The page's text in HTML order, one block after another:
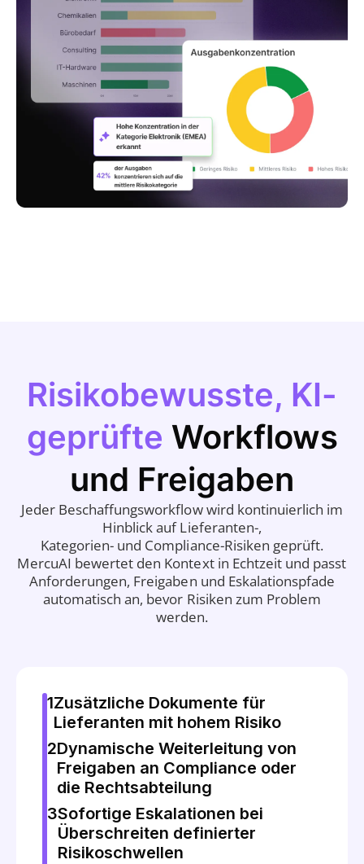
Risikobewusste, KI-
geprüfte Workflows
und Freigaben
Jeder Beschaffungsworkflow wird kontinuierlich im
Hinblick auf Lieferanten-,
Kategorien- und Compliance-Risiken geprüft.
MercuAI bewertet den Kontext in Echtzeit und passt
Anforderungen, Freigaben und Eskalationspfade
automatisch an, bevor Risiken zum Problem
werden.
1Zusätzliche Dokumente für
Lieferanten mit hohem Risiko
2Dynamische Weiterleitung von
Freigaben an Compliance oder
die Rechtsabteilung
3Sofortige Eskalationen bei
Überschreiten definierter
Risikoschwellen